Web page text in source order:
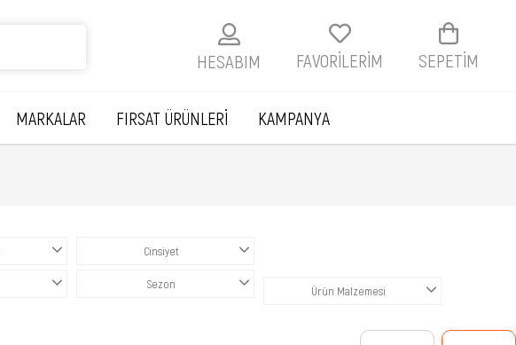
SEPETIM
FAVORİLERİM
HESABIM
MARKALAR FIRSAT ÜRÜNLERİ KAMPANYA
Cinsiyet
Sezon Ürün Malzemesi